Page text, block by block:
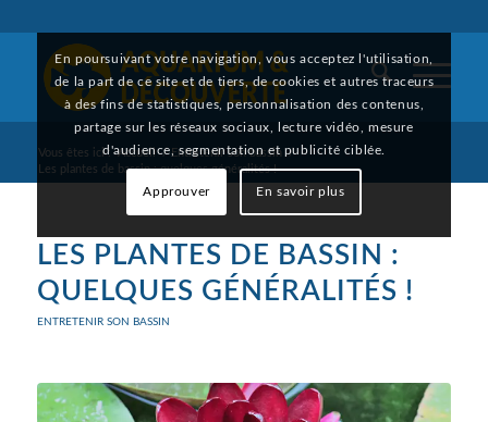
Vous êtes ici : Accueil / Entretenir son bassin /
Les plantes de bassin : quelques généralités !
LES PLANTES DE BASSIN :
QUELQUES GÉNÉRALITÉS !
ENTRETENIR SON BASSIN
En poursuivant votre navigation, vous acceptez l'utilisation,
de la part de ce site et de tiers, de cookies et autres traceurs
à des fins de statistiques, personnalisation des contenus,
partage sur les réseaux sociaux, lecture vidéo, mesure
d'audience, segmentation et publicité ciblée.
Approuver En savoir plus